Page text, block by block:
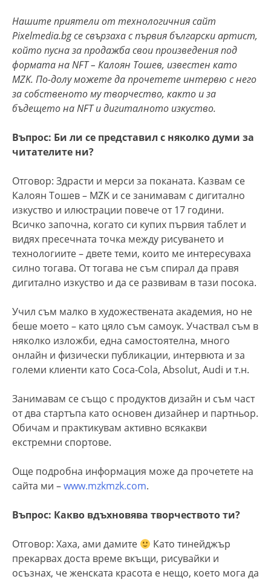
Нашите приятели от технологичния сайт
Pixelmedia.bg се свързаха с първия български артист,
който пусна за продажба свои произведения под
формата на NFT – Калоян Тошев, известен като
MZK. По-долу можете да прочетете интервю с него
за собственото му творчество, както и за
бъдещето на NFT и дигиталното изкуство.
Въпрос: Би ли се представил с няколко думи за
читателите ни?
Отговор: Здрасти и мерси за поканата. Казвам се
Калоян Тошев – MZK и се занимавам с дигитално
изкуство и илюстрации повече от 17 години.
Всичко започна, когато си купих първия таблет и
видях пресечната точка между рисуването и
технологиите – двете теми, които ме интересуваха
силно тогава. От тогава не съм спирал да правя
дигитално изкуство и да се развивам в тази посока.
Учил съм малко в художествената академия, но не
беше моето – като цяло съм самоук. Участвал съм в
няколко изложби, една самостоятелна, много
онлайн и физически публикации, интервюта и за
големи клиенти като Coca-Cola, Absolut, Audi и т.н.
Занимавам се също с продуктов дизайн и съм част
от два стартъпа като основен дизайнер и партньор.
Обичам и практикувам активно всякакви
екстремни спортове.
Още подробна информация може да прочетете на
сайта ми –www.mzkmzk.com.
Въпрос: Какво вдъхновява творчеството ти?
Отговор: Хаха, ами дамите
Като тинейджър
прекарвах доста време вкъщи, рисувайки и
осъзнах, че женската красота е нещо, което мога да